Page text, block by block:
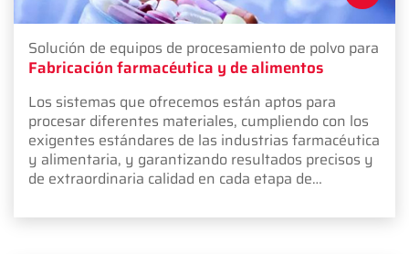
Solución de equipos de procesamiento de polvo para
Fabricación farmacéutica y de alimentos
Los sistemas que ofrecemos están aptos para
procesar diferentes materiales, cumpliendo con los
exigentes estándares de las industrias farmacéutica
y alimentaria, y garantizando resultados precisos y
de extraordinaria calidad en cada etapa de